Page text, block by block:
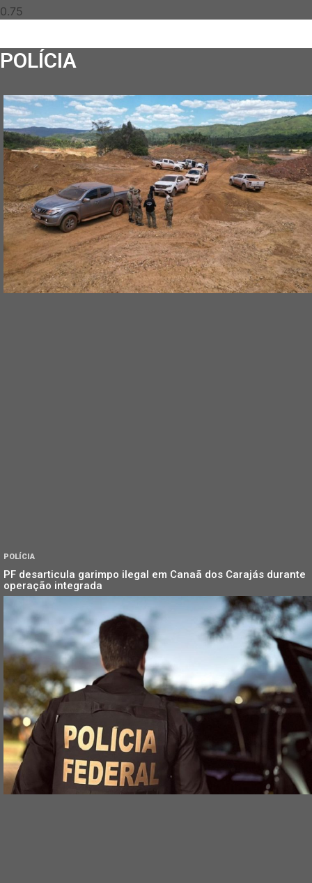
POLÍCIA
POLÍCIA
PF desarticula garimpo ilegal em Canaã dos Carajás durante
operação integrada